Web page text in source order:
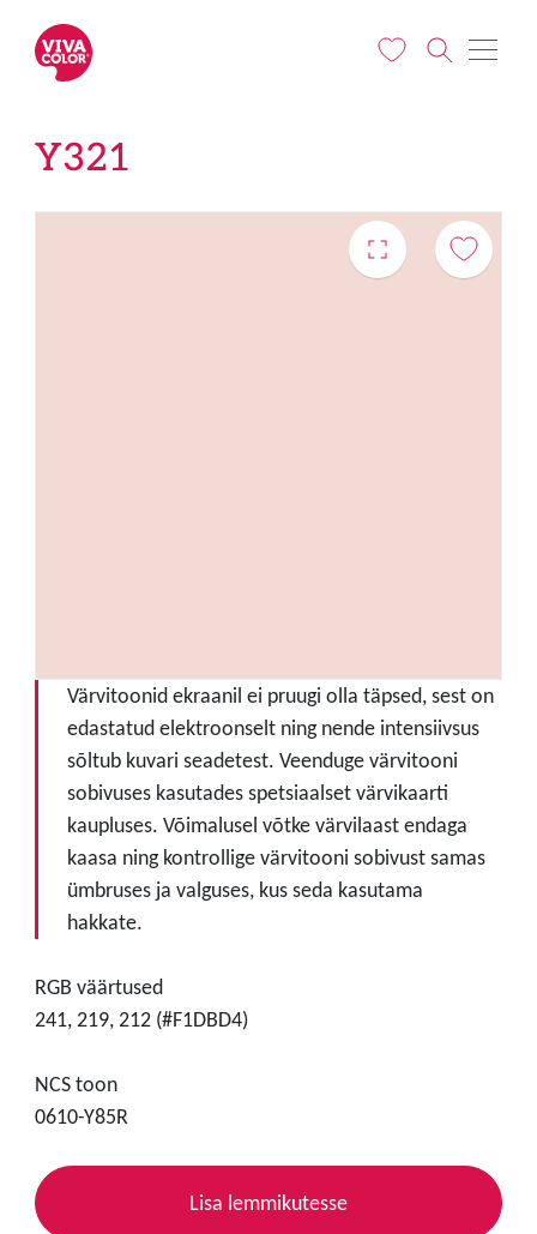
Y321
Värvitoonid ekraanil ei pruugi olla täpsed, sest on
edastatud elektroonselt ning nende intensiivsus
sõltub kuvari seadetest. Veenduge värvitooni
sobivuses kasutades spetsiaalset värvikaarti
kaupluses. Võimalusel võtke värvilaast endaga
kaasa ning kontrollige värvitooni sobivust samas
ümbruses ja valguses, kus seda kasutama
hakkate.
RGB väärtused
241, 219, 212 (#F1DBD4)
NCS toon
0610-Y85R
Lisa lemmikutesse